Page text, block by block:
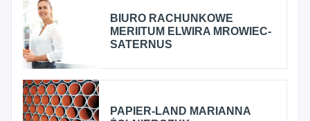
BIURO RACHUNKOWE
MERIITUM ELWIRA MROWIEC-
SATERNUS
PAPIER-LAND MARIANNA